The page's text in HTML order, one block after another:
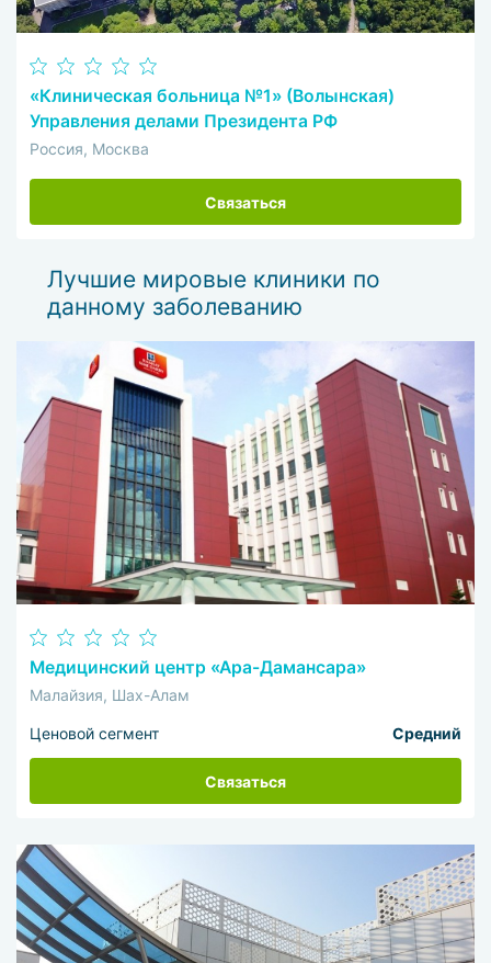
«Клиническая больница №1» (Волынская)
Управления делами Президента РФ
Россия, Москва
Связаться
Лучшие мировые клиники по
данному заболеванию
Медицинский центр «Ара-Дамансара»
Малайзия, Шах-Алам
Ценовой сегмент Средний
Связаться